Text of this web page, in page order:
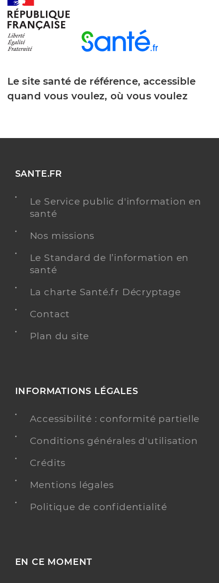
Le site santé de référence, accessible
quand vous voulez, où vous voulez
SANTE.FR
Le Service public d'information en
santé
Nos missions
Le Standard de l’information en
santé
La charte Santé.fr Décryptage
Contact
Plan du site
INFORMATIONS LÉGALES
Accessibilité : conformité partielle
Conditions générales d'utilisation
Crédits
Mentions légales
Politique de confidentialité
EN CE MOMENT